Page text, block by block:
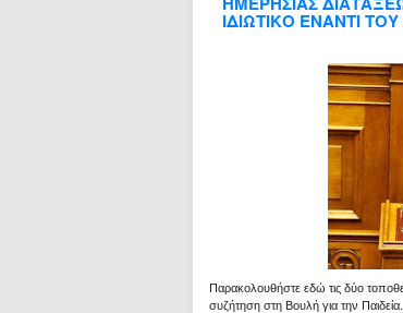
ΙΔΙΩΤΙΚΟ ΕΝΑΝΤΙ
Παρακολουθήστε εδώ τις δύο
συζήτηση στη Βουλή για την Παιδεία.